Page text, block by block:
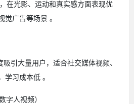
在光影、运动和真实感方面表现优
觉广告等场景 。
引大量用户，适合社交媒体视频、
学习成本低 。
字人视频）